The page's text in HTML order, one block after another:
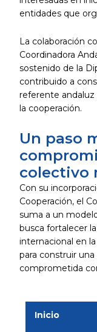
entidades que
La colaboración
Coordinadora
sostenido de la
contribuido a
referente
la cooperación.
Un paso
colectivo
Con su
Cooperación, el
suma a un
busca fortalecer
internacional en
para construir
comprometida
Inicio